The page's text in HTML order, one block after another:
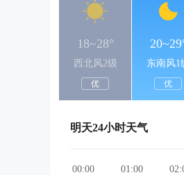
18~28°
西北风2级
优
东南风1
优
明天24小时天气
00:00 01:00